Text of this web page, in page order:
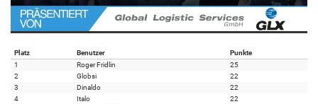
Platz Benutzer
Punkte
1
Roger Fridlin
25
2
Globsi
22
3
Dinaldo
22
4
Italo
22